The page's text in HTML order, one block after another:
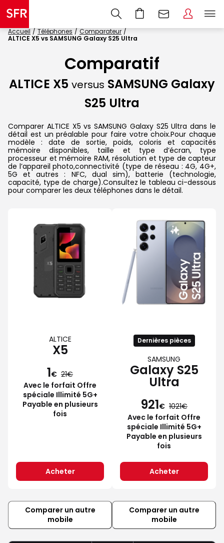
Accueil Téléphones
Comparateur
ALTICE X5 vs SAMSUNG Galaxy S25 Ultra
Comparatif
ALTICE X5 versus SAMSUNG Galaxy
S25 Ultra
Comparer ALTICE X5 vs SAMSUNG Galaxy S25 Ultra dans le
détail est un préalable pour faire votre choix.Pour chaque
modèle : date de sortie, poids, coloris et capacités
mémoire disponibles, taille et type d’écran, type
processeur et mémoire RAM, résolution et type de capteur
de l’appareil photo,connectivité (type de réseau : 4G, 4G+,
5G et autres : NFC, dual sim), batterie (technologie,
capacité, type de charge).Consultez le tableau ci-dessous
pour comparer les deux téléphones dans le détail.
ALTICE
X5
1€ 21
Avec le forfait Offre
spéciale Illimité 5G+
Payable en plusieurs
fois
Acheter
Dernières pièces
SAMSUNG
Galaxy S25
Ultra
921€ 1021
Avec le forfait Offre
spéciale Illimité 5G+
Payable en plusieurs
fois
Acheter
Comparer un autre
mobile
Comparer un autre
mobile